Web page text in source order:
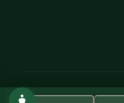
מדיניות פרטיות